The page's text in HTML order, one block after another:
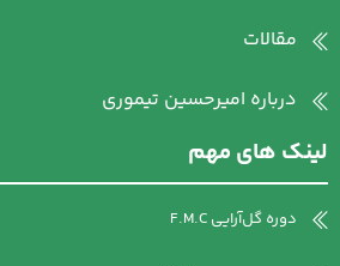
مقالات
درباره امیرحسین تیموری
لینک های مهم
دوره گل‌آرایی F.M.C